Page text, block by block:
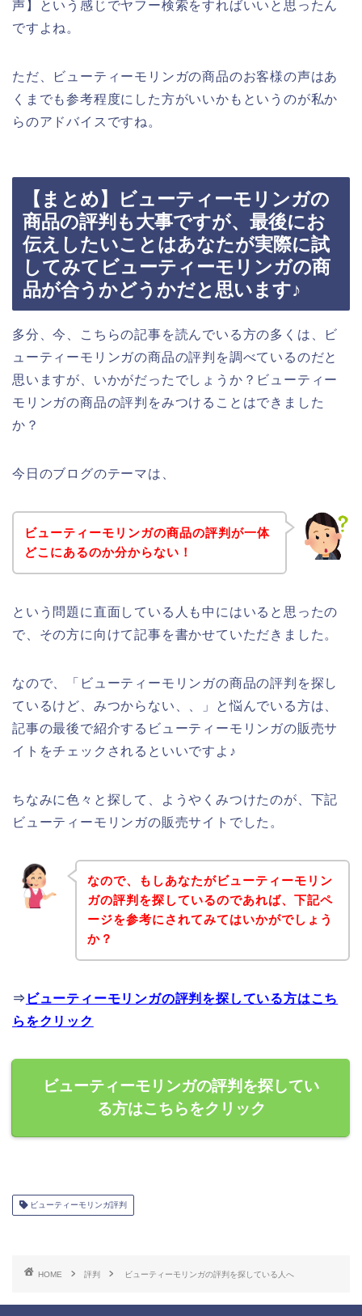
声】という感じでヤフー検索をすればいいと思ったん
ですよね。
ただ、ビューティーモリンガの商品のお客様の声はあ
くまでも参考程度にした方がいいかもというのが私か
らのアドバイスですね。
【まとめ】ビューティーモリンガの
商品の評判も大事ですが、最後にお
伝えしたいことはあなたが実際に試
してみてビューティーモリンガの商
品が合うかどうかだと思います♪
多分、今、こちらの記事を読んでいる方の多くは、ビ
ューティーモリンガの商品の評判を調べているのだと
思いますが、いかがだったでしょうか？ビューティー
モリンガの商品の評判をみつけることはできました
か？
今日のブログのテーマは、
ビューティーモリンガの商品の評判が一体
どこにあるのか分からない！
という問題に直面している人も中にはいると思ったの
で、その方に向けて記事を書かせていただきました。
なので、「ビューティーモリンガの商品の評判を探し
ているけど、みつからない、、」と悩んでいる方は、
記事の最後で紹介するビューティーモリンガの販売サ
イトをチェックされるといいですよ♪
ちなみに色々と探して、ようやくみつけたのが、下記
ビューティーモリンガの販売サイトでした。
なので、もしあなたがビューティーモリン
ガの評判を探しているのであれば、下記ペ
ージを参考にされてみてはいかがでしょう
か？
⇒ ビューティーモリンガの評判を探している方はこち
らをクリック
ビューティーモリンガの評判を探してい
る方はこちらをクリック
ビューティーモリンガ評判
HOME 評判 ビューティーモリンガの評判を探している人へ